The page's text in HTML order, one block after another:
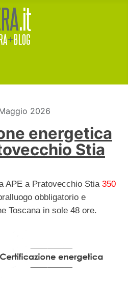
2026
energetica
Stia
APE a Pratovecchio Stia 350
obbligatorio e
Toscana in sole 48 ore.